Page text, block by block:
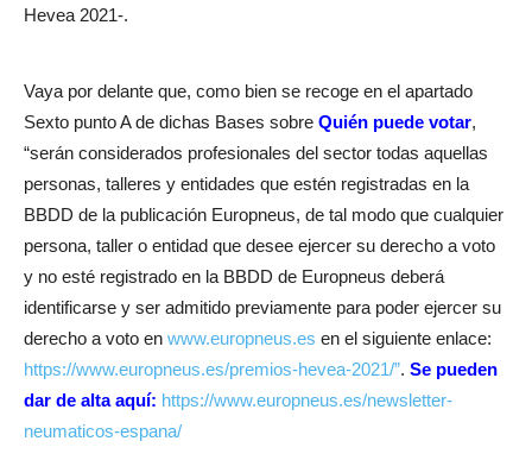
Hevea 2021-.
Vaya por delante que, como bien se recoge en el apartado
Sexto punto A de dichas Bases sobre Quién puede votar,
“serán considerados profesionales del sector todas aquellas
personas, talleres y entidades que estén registradas en la
BBDD de la publicación Europneus, de tal modo que cualquier
persona, taller o entidad que desee ejercer su derecho a voto
y no esté registrado en la BBDD de Europneus deberá
identificarse y ser admitido previamente para poder ejercer su
derecho a voto en www.europneus.es en el siguiente enlace:
https://www.europneus.es/premios-hevea-2021/”. Se pueden
dar de alta aquí: https://www.europneus.es/newsletter-
neumaticos-espana/